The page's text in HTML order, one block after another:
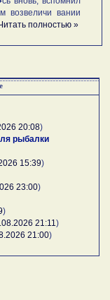
возвеличи вании
полностью »
20:08)
рыбалки
15:39)
23:00)
)
21:11 )
21:00)